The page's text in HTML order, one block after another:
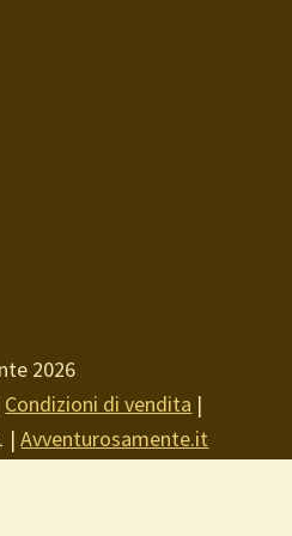
2026
Condizioni di vendita |
|Avventurosamente.it